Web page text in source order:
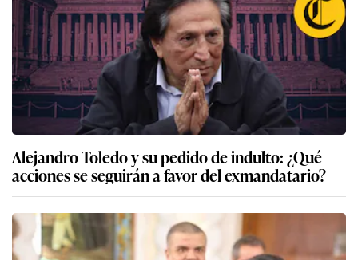
Alejandro Toledo y su pedido de indulto: ¿Qué
acciones se seguirán a favor del exmandatario?